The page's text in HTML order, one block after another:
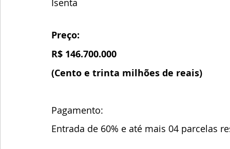
Isenta
Preço:
R$ 146.700.000
(Cento e trinta milhões de reais)
Pagamento:
Entrada de 60% e até mais 04 parcelas